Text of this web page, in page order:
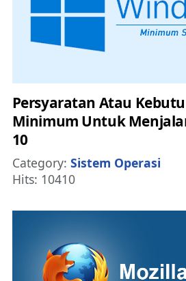
Persyaratan Atau
Minimum Untuk
10
Details
Category: Sistem Operasi
Hits: 10410